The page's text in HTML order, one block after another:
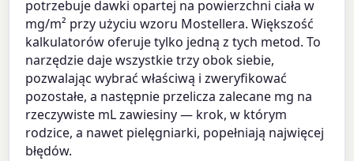
potrzebuje dawki opartej na powierzchni ciała w
mg/m² przy użyciu wzoru Mostellera. Większość
kalkulatorów oferuje tylko jedną z tych metod. To
narzędzie daje wszystkie trzy obok siebie,
pozwalając wybrać właściwą i zweryfikować
pozostałe, a następnie przelicza zalecane mg na
rzeczywiste mL zawiesiny — krok, w którym
rodzice, a nawet pielęgniarki, popełniają najwięcej
błędów.